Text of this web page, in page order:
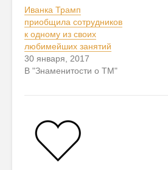
Иванка Трамп
приобщила сотрудников
к одному из своих
любимейших занятий
30 января, 2017
В "Знаменитости о ТМ"